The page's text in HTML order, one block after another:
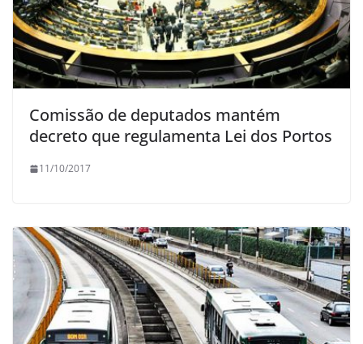
Comissão de deputados mantém
decreto que regulamenta Lei dos Portos
11/10/2017